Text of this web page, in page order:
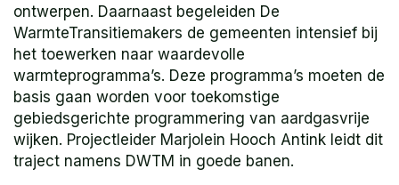
ontwerpen. Daarnaast begeleiden De
WarmteTransitiemakers de gemeenten intensief bij
het toewerken naar waardevolle
warmteprogramma’s. Deze programma’s moeten de
basis gaan worden voor toekomstige
gebiedsgerichte programmering van aardgasvrije
wijken. Projectleider Marjolein Hooch Antink leidt dit
traject namens DWTM in goede banen.